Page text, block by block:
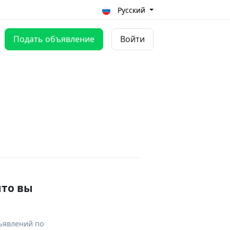
Русский
Подать объявление Войти
вы
по